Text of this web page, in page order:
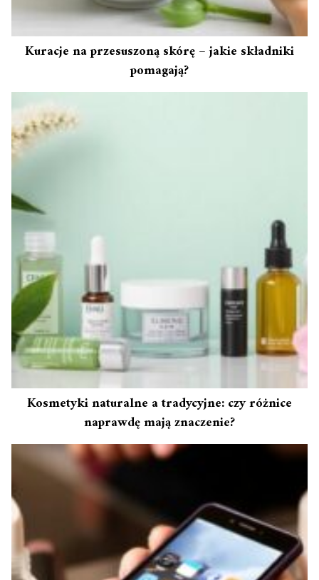
Kuracje na przesuszoną skórę – jakie składniki
pomagają?
Kosmetyki naturalne a tradycyjne: czy różnice
naprawdę mają znaczenie?